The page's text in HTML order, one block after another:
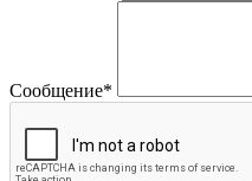
Сообщение*